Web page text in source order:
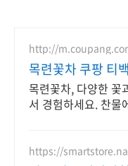
http://
목련꽃차 쿠팡 티
목련꽃차, 다양한 꽃
서 경험하세요. 찬물
https://